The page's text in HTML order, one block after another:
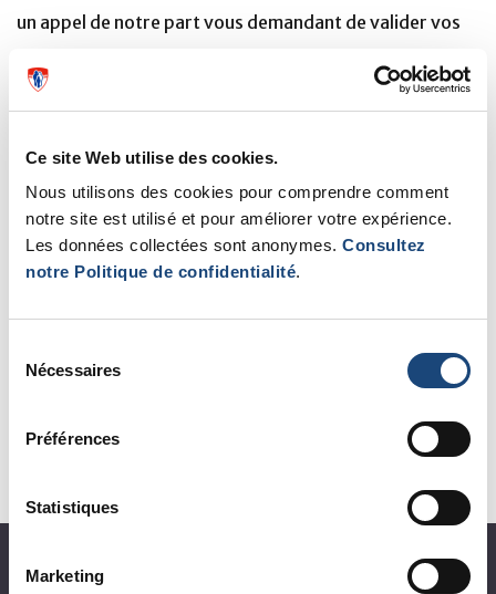
Ce site Web utilise des cookies.
Nous utilisons des cookies pour comprendre comment
notre site est utilisé et pour améliorer votre expérience.
Les données collectées sont anonymes. Consultez
notre Politique de confidentialité.
Nécessaires
Préférences
Statistiques
Marketing
un appel de notre part vous demandant de valider vos
numéro de téléphone cellulaire
Une fois ces informations mises à jour dans votre
dossier du CUSM, vous pourrez confirmer ou annuler
vos rendez-vous par texto et nous pourrons vous
joindre plus facilement par téléphone ou par courriel.
collaboration.
À propos du CUSM